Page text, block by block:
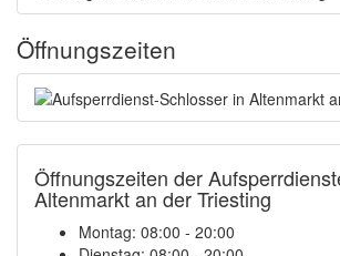
Öffnungszeiten
Öffnungszeiten der
Altenmarkt an der Triesting
Montag: 08:00 - 20:00